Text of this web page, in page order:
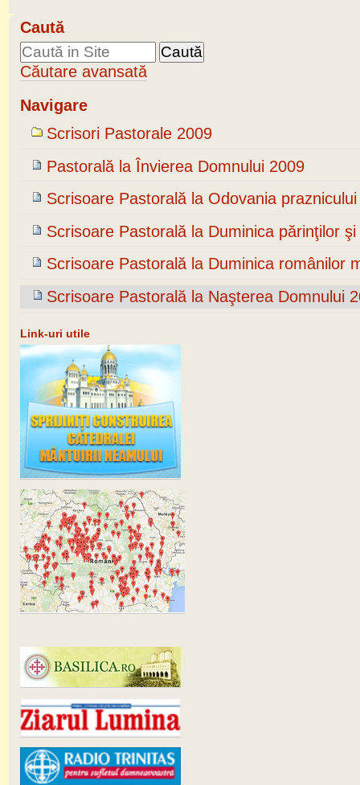
Caută
Căutare avansată
Navigare
Scrisori Pastorale 2009
Pastorală la Învierea Domnului 2009
Scrisoare Pastorală la Odovania
Scrisoare Pastorală la Duminica părinţilor
Scrisoare Pastorală la Duminica românilor
Scrisoare Pastorală la Naşterea Domnului
Link-uri utile